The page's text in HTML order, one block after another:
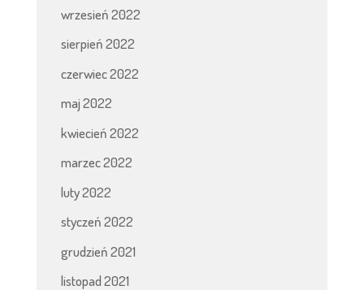
wrzesień 2022
sierpień 2022
czerwiec 2022
maj 2022
kwiecień 2022
marzec 2022
luty 2022
styczeń 2022
grudzień 2021
listopad 2021